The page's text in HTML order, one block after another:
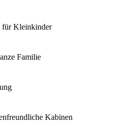
für Kleinkinder
Familie
Kabinen